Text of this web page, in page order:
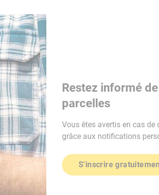
Restez informé
parcelles
Vous êtes avertis en cas
grâce aux notifications
S'inscrire